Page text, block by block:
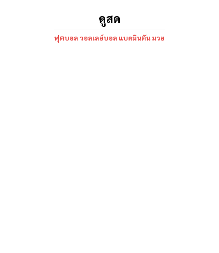
ดูสด
ฟุตบอล วอลเลย์บอล แบดมินตัน มวย